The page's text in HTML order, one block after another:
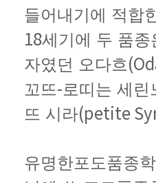
들어내기에
적합
18세기에 두 품종
자였던 오다흐
꼬뜨-로띠는 세린
뜨 시라(petite
유명한포도품종